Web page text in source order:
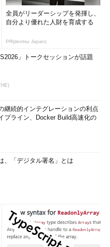
全員がリーダーシップを発揮し、
自分より優れた人財を育成する
PR(dentsu Japan)
」トークセッションが話題
継続的インテグレーションの利点
プライン、Docker Build高速化の
、「デジタル署名」とは